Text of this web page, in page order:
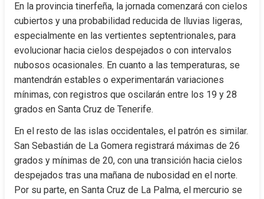
En la provincia tinerfeña, la jornada comenzará con cielos
cubiertos y una probabilidad reducida de lluvias ligeras,
especialmente en las vertientes septentrionales, para
evolucionar hacia cielos despejados o con intervalos
nubosos ocasionales. En cuanto a las temperaturas, se
mantendrán estables o experimentarán variaciones
mínimas, con registros que oscilarán entre los 19 y 28
grados en Santa Cruz de Tenerife.
En el resto de las islas occidentales, el patrón es similar.
San Sebastián de La Gomera registrará máximas de 26
grados y mínimas de 20, con una transición hacia cielos
despejados tras una mañana de nubosidad en el norte.
Por su parte, en Santa Cruz de La Palma, el mercurio se